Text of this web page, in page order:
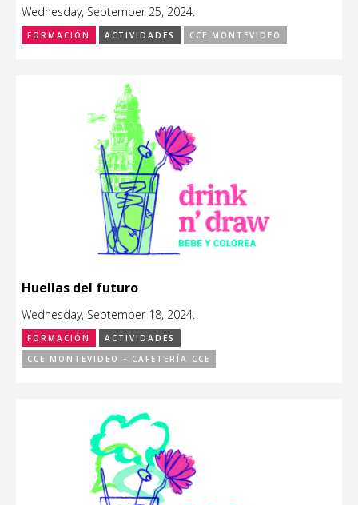
Wednesday, September 25, 2024.
FORMACIÓN ACTIVIDADES CCE MONTEVIDEO
Huellas del futuro
Wednesday, September 18, 2024.
FORMACIÓN
ACTIVIDADES
CCE MONTEVIDEO - CAFETERÍA CCE